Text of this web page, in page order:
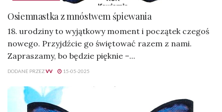
Osiemnastka z mnóstwem śpiewania
18. urodziny to wyjątkowy moment i początek czegoś
nowego. Przyjdźcie go świętować razem z nami.
Zapraszamy, bo będzie pięknie –...
DODANE PRZEZVV 15-05-2025